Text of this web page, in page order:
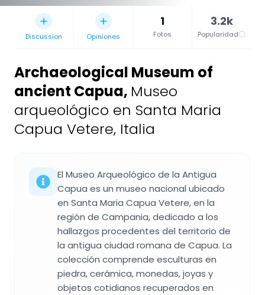
Discussion Opiniones
1
Fotos
3.2k
Popularidad
Archaeological Museum of
ancient Capua, Museo
arqueológico en Santa Maria
Capua Vetere, Italia
El Museo Arqueológico de la Antigua
Capua es un museo nacional ubicado
en Santa Maria Capua Vetere, en la
región de Campania, dedicado a los
hallazgos procedentes del territorio de
la antigua ciudad romana de Capua. La
colección comprende esculturas en
piedra, cerámica, monedas, joyas y
objetos cotidianos recuperados en